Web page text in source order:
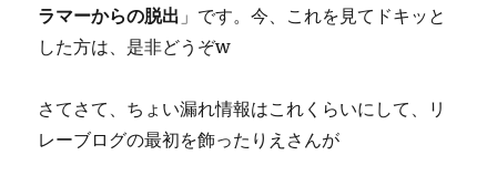
ラマーからの脱出 」です。今、これを見てドキッと
した方は、是非どうぞw
さてさて、ちょい漏れ情報はこれくらいにして、リ
レーブログの最初を飾ったりえさんが